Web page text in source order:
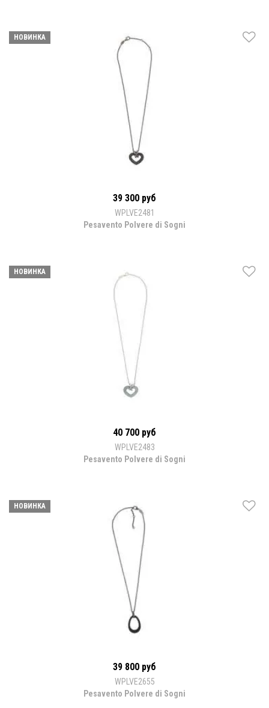
НОВИНКА
39 300 руб
WPLVE2481
Pesavento Polvere di Sogni
НОВИНКА
40 700 руб
WPLVE2483
Pesavento Polvere di Sogni
НОВИНКА
39 800 руб
WPLVE2655
Pesavento Polvere di Sogni